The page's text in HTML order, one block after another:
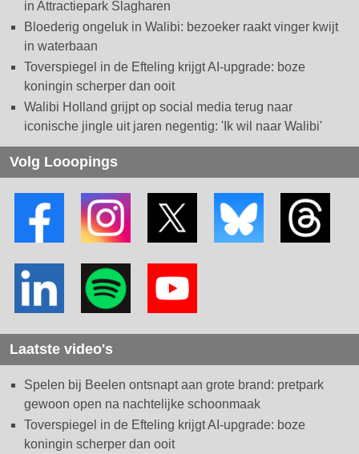
in Attractiepark Slagharen
Bloederig ongeluk in Walibi: bezoeker raakt vinger kwijt
in waterbaan
Toverspiegel in de Efteling krijgt AI-upgrade: boze
koningin scherper dan ooit
Walibi Holland grijpt op social media terug naar
iconische jingle uit jaren negentig: 'Ik wil naar Walibi'
Volg Looopings
Laatste video's
Spelen bij Beelen ontsnapt aan grote brand: pretpark
gewoon open na nachtelijke schoonmaak
Toverspiegel in de Efteling krijgt AI-upgrade: boze
koningin scherper dan ooit